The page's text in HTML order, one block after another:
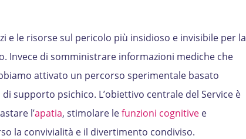
e le risorse sul pericolo più insidioso e invisibile per la
Invece di somministrare informazioni mediche che
attivato un percorso sperimentale basato
supporto psichico. L’obiettivo centrale del Service è
l’apatia, stimolare lefunzioni cognitivee
la convivialità e il divertimento condiviso.